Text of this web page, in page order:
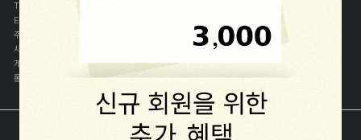
TEL
E-MAIL
주소
사업자등록번호
개인정보관리자
이화진
통신판매신고번호
제 2018-서울종로-1384 호[사업자정보확인]